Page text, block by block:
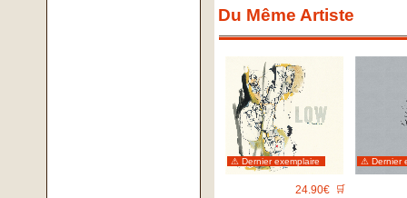
Du Même Artiste
⚠ Dernier exemplaire
24.90€ 🛒
⚠ Dernier